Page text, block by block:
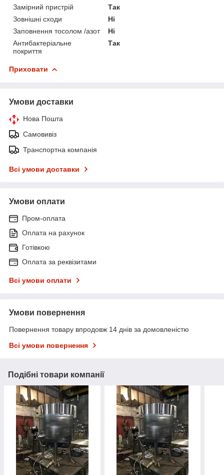
Замірний пристрій
Так
Зовнішні сходи
Ні
Заповнення тосолом /азот
Ні
Антибактеріальне
покриття
Так
Приховати
Умови доставки
Нова Пошта
Самовивіз
Транспортна компанія
Всі умови доставки
Умови оплати
Пром-оплата
Оплата на рахунок
Готівкою
Оплата за реквізитами
Всі умови оплати
Умови повернення
Повернення товару впродовж 14 днів за домовленістю
Всі умови повернення
Подібні товари компанії